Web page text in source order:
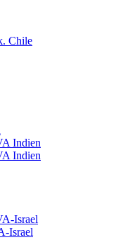
Chile
Indien
Indien
Israel
Israel